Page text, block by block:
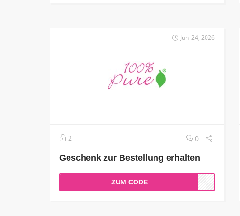
Juni 24, 2026
2 0
Geschenk zur Bestellung erhalten
ZUM CODE